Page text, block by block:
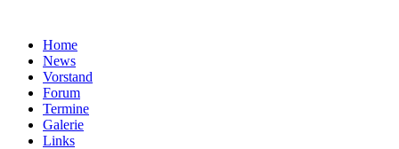
Home
News
Vorstand
Forum
Termine
Galerie
Links